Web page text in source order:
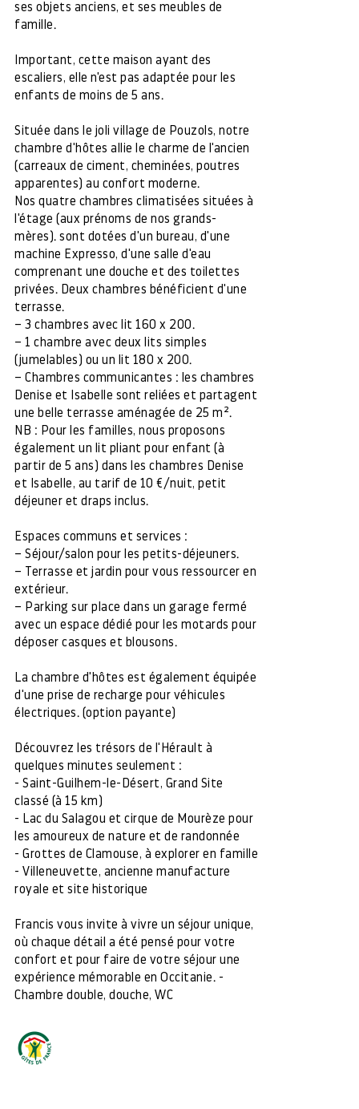
ses objets anciens, et ses meubles de
famille.
Important, cette maison ayant des
escaliers, elle n'est pas adaptée pour les
enfants de moins de 5 ans.
Située dans le joli village de Pouzols, notre
chambre d'hôtes allie le charme de l'ancien
(carreaux de ciment, cheminées, poutres
apparentes) au confort moderne.
Nos quatre chambres climatisées situées à
l'étage (aux prénoms de nos grands-
mères). sont dotées d'un bureau, d'une
machine Expresso, d'une salle d'eau
comprenant une douche et des toilettes
privées. Deux chambres bénéficient d'une
terrasse.
– 3 chambres avec lit 160 x 200.
– 1 chambre avec deux lits simples
(jumelables) ou un lit 180 x 200.
– Chambres communicantes : les chambres
Denise et Isabelle sont reliées et partagent
une belle terrasse aménagée de 25 m².
NB : Pour les familles, nous proposons
également un lit pliant pour enfant (à
partir de 5 ans) dans les chambres Denise
et Isabelle, au tarif de 10 €/nuit, petit
déjeuner et draps inclus.
Espaces communs et services :
– Séjour/salon pour les petits-déjeuners.
– Terrasse et jardin pour vous ressourcer en
extérieur.
– Parking sur place dans un garage fermé
avec un espace dédié pour les motards pour
déposer casques et blousons.
La chambre d'hôtes est également équipée
d'une prise de recharge pour véhicules
électriques. (option payante)
Découvrez les trésors de l'Hérault à
quelques minutes seulement :
- Saint-Guilhem-le-Désert, Grand Site
classé (à 15 km)
- Lac du Salagou et cirque de Mourèze pour
les amoureux de nature et de randonnée
- Grottes de Clamouse, à explorer en famille
- Villeneuvette, ancienne manufacture
royale et site historique
Francis vous invite à vivre un séjour unique,
où chaque détail a été pensé pour votre
confort et pour faire de votre séjour une
expérience mémorable en Occitanie. -
Chambre double, douche, WC